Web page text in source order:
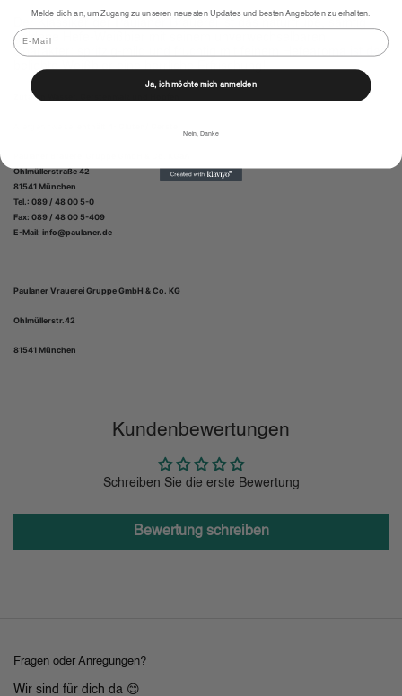
goldene Hefe-Weißbier mit seinem unverwechselbaren
Charakter: spritzig-mild und fruchtig mit feinem Hefearoma ist das
beliebte Weißbier eine herrliche Erfrischung!
Zutaten Wasser, Gerstenmalz und Hopfen
Ohlmüllerstraße 42
81541 München
Tel.: 089 / 48 00 5-0
Fax: 089 / 48 00 5-409
E-Mail: info@paulaner.de
Paulaner Vrauerei Gruppe GmbH & Co. KG
Ohlmüllerstr.42
81541 München
Kundenbewertungen
Schreiben Sie die erste Bewertung
Bewertung schreiben
Fragen oder Anregungen?
Wir sind für dich da 😊
Melde dich an, um Zugang zu unseren neuesten Updates und besten Angeboten zu erhalten.
Email
Ja, ich möchte mich anmelden
Nein, Danke